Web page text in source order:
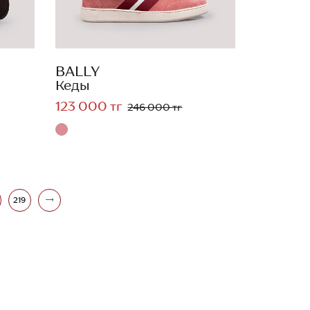
BALLY
Кеды
123 000 тг 246 000 тг
219